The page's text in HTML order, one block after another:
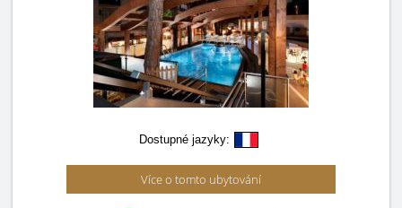
Dostupné jazyky:
Více o tomto ubytování